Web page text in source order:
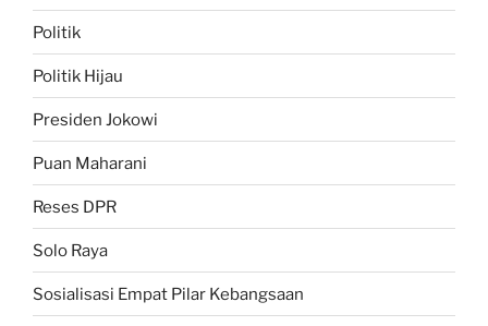
Politik
Politik Hijau
Presiden Jokowi
Puan Maharani
Reses DPR
Solo Raya
Sosialisasi Empat Pilar Kebangsaan